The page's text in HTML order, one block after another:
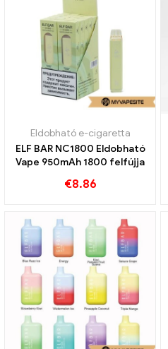
Eldobható e-cigaretta
ELF BAR NC1800 Eldobható
Vape 950mAh 1800 felfújja
€8.86